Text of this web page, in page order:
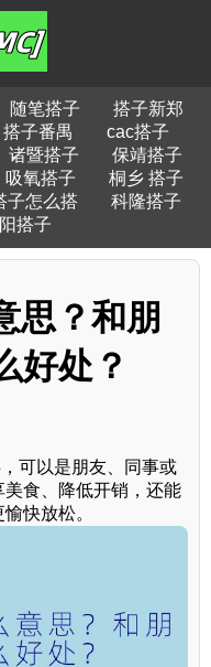
随笔搭子
搭子新郑
搭子番禺
cac搭子
诸暨搭子
保靖搭子
吸氧搭子
桐乡 搭子
子怎么搭
科隆搭子
搭子
思？和朋
好处？
可以是朋友、同事或
食、降低开销，还能
快放松。